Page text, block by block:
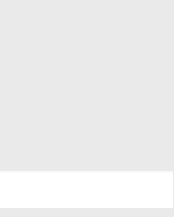
a Trieste con E.